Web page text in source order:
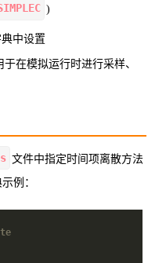
)
典中设置
于在模拟运行时进行采样、
文件中指定时间项离散方法
例：